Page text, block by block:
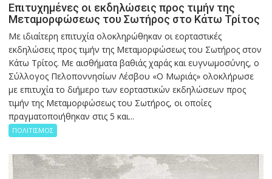
Επιτυχημένες οι εκδηλώσεις προς τιμήν της
Μεταμορφώσεως του Σωτήρος στο Κάτω Τρίτος
Με ιδιαίτερη επιτυχία ολοκληρώθηκαν οι εορταστικές
εκδηλώσεις προς τιμήν της Μεταμορφώσεως του Σωτήρος στον
Κάτω Τρίτος. Με αισθήματα βαθιάς χαράς και ευγνωμοσύνης, ο
Σύλλογος Πελοποννησίων Λέσβου «Ο Μωριάς» ολοκλήρωσε
με επιτυχία το διήμερο των εορταστικών εκδηλώσεων προς
τιμήν της Μεταμορφώσεως του Σωτήρος, οι οποίες
πραγματοποιήθηκαν στις 5 και...
ΠΟΛΙΤΙΣΜΟΣ